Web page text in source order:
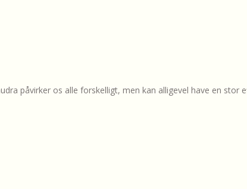
påvirker os alle forskelligt, men kan alligevel have en